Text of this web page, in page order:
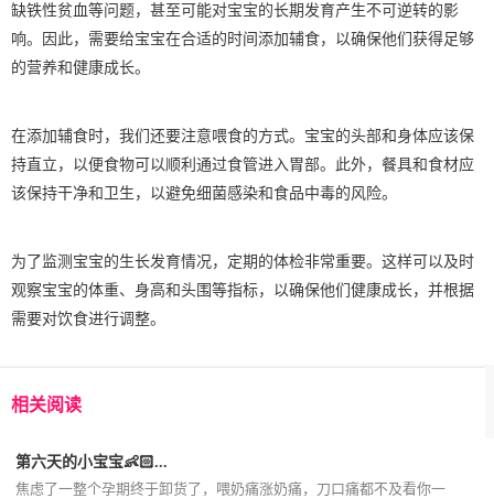
缺铁性贫血等问题，甚至可能对宝宝的长期发育产生不可逆转的影
响。因此，需要给宝宝在合适的时间添加辅食，以确保他们获得足够
的营养和健康成长。
在添加辅食时，我们还要注意喂食的方式。宝宝的头部和身体应该保
持直立，以便食物可以顺利通过食管进入胃部。此外，餐具和食材应
该保持干净和卫生，以避免细菌感染和食品中毒的风险。
为了监测宝宝的生长发育情况，定期的体检非常重要。这样可以及时
观察宝宝的体重、身高和头围等指标，以确保他们健康成长，并根据
需要对饮食进行调整。
相关阅读
第六天的小宝宝👶🏻...
焦虑了一整个孕期终于卸货了，喂奶痛涨奶痛，刀口痛都不及看你一